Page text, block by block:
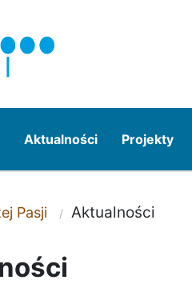
Aktualności Projekty
Pasji Aktualności